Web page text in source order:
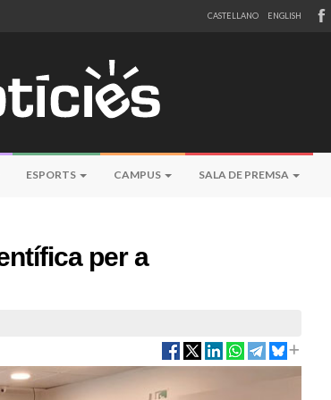
CASTELLANO ENGLISH
ESPORTS CAMPUS SALA DE PREMSA
per a